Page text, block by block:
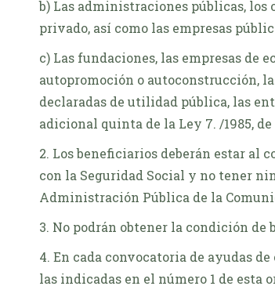
b) Las administraciones públicas,
privado, así como las empresas
c) Las fundaciones, las empresas de
autopromoción o autoconstrucción,
declaradas de utilidad pública, las
adicional quinta de la Ley 7. /1985, de
2. Los beneficiarios deberán estar al
con la Seguridad Social y no tener
Administración Pública de la
3. No podrán obtener la condición de
4. En cada convocatoria de ayudas
las indicadas en el número 1 de esta